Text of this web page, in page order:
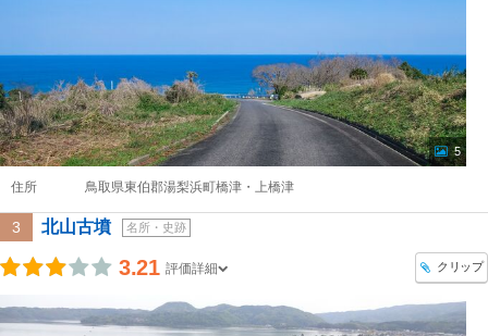
5
住所 鳥取県東伯郡湯梨浜町橋津・上橋津
3 北山古墳 名所・史跡
3.21 評価詳細 クリップ